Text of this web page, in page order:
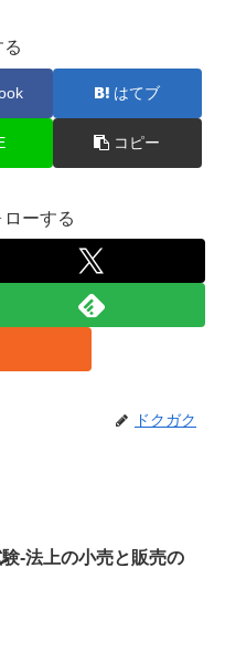
る
はてブ
コピー
ローする
ドクガク
-法上の小売と販売の